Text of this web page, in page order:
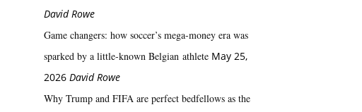
David Rowe
Game changers: how soccer’s mega‑money era was
sparked by a little‑known Belgian athlete May 25,
2026 David Rowe
Why Trump and FIFA are perfect bedfellows as the